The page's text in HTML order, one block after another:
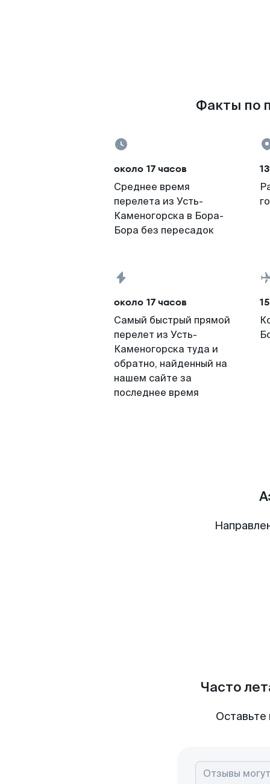
Факты по
около 17 часов
Среднее время
перелета из Усть-
Каменогорска в Бора-
Бора без пересадок
около 17 часов
Самый быстрый прямой
перелет из Усть-
Каменогорска туда и
обратно, найденный на
нашем сайте за
последнее время
15
Часто